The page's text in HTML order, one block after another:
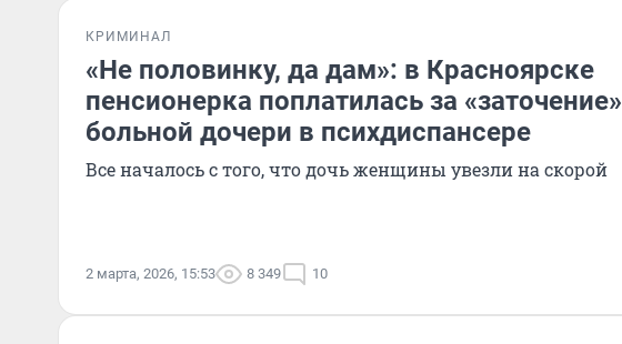
КРИМИНАЛ
«Не половинку, да дам»: в Красноярске
пенсионерка поплатилась за «заточение»
больной дочери в психдиспансере
Все началось с того, что дочь женщины увезли на скорой
2 марта, 2026, 15:53 8 349 10